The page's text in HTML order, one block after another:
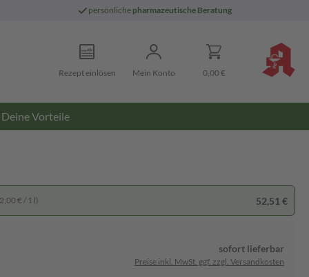
persönliche pharmazeutische Beratung
Rezept einlösen Mein Konto 0,00 €
Deine Vorteile
€ / 1 l) 52,51 €
sofort lieferbar
Preise inkl. MwSt. ggf. zzgl. Versandkosten